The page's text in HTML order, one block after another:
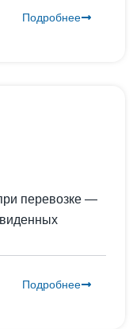
Подробнее
перевозке —
Подробнее